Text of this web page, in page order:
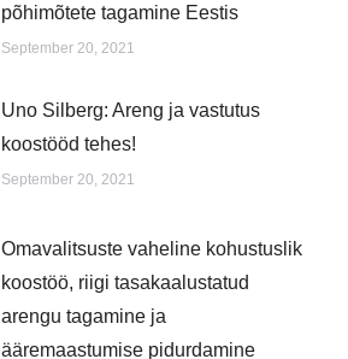
põhimõtete tagamine Eestis
September 20, 2021
Uno Silberg: Areng ja vastutus
koostööd tehes!
September 20, 2021
Omavalitsuste vaheline kohustuslik
koostöö, riigi tasakaalustatud
arengu tagamine ja
ääremaastumise pidurdamine